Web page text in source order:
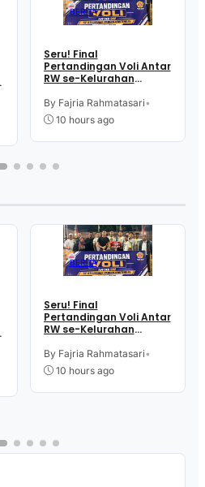
BERITA
Seru! Final
Pertandingan Voli Antar
RW se-Kelurahan
Sambut HUT RI
By Fajria Rahmatasari•
10 hours ago
BERITA
Seru! Final
Pertandingan Voli Antar
RW se-Kelurahan
Sambut HUT RI
By Fajria Rahmatasari•
10 hours ago